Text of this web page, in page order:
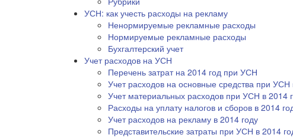
УСН: как учесть расходы на рекламу
Ненормируемые рекламные расходы
Нормируемые рекламные расходы
Бухгалтерский учет
Учет расходов на УСН
Перечень затрат на 2014 год при УСН
Учет расходов на основные средства при УСН
Учет материальных расходов при УСН в 2014
Расходы на уплату налогов и сборов в 2014
Учет расходов на рекламу в 2014 году
Представительские затраты при УСН в 2014